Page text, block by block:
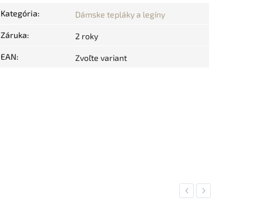
Kategória: Dámske tepláky a legíny
Záruka: 2 roky
EAN: Zvoľte variant
Previous
Next